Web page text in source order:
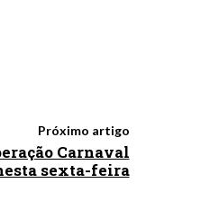
Próximo artigo
Carnaval
sexta-feira